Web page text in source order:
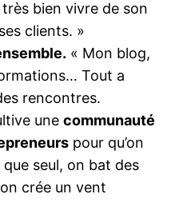
bien vivre de son
clients. »
« Mon blog,
Tout a
rencontres.
unecommunauté
pour qu’on
que seul, on bat des
crée un vent